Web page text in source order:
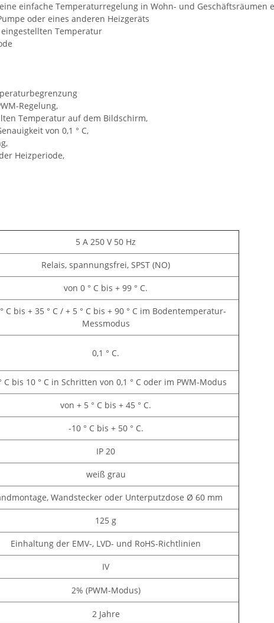
einfache Temperaturregelung in Wohn- und Geschäftsräumen
oder eines anderen Heizgeräts
Temperatur
Regelung,
Temperatur auf dem Bildschirm,
von 0,1 ° C,
Heizperiode,
5 A 250 V 50 Hz
Relais, spannungsfrei, SPST (NO)
von 0 ° C bis + 99 ° C.
C bis + 35 ° C / + 5 ° C bis + 90 ° C im Bodentemperatur-
Messmodus
0,1 ° C.
C bis 10 ° C in Schritten von 0,1 ° C oder im PWM-Modus
von + 5 ° C bis + 45 ° C.
-10 ° C bis + 50 ° C.
IP 20
weiß grau
Wandstecker oder Unterputzdose Ø 60 mm
125 g
Einhaltung der EMV-, LVD- und RoHS-Richtlinien
IV
2% (PWM-Modus)
2 Jahre